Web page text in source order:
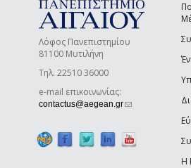
Λόφος Πανεπιστημίου
81100 Μυτιλήνη
Τηλ. 22510 36000
e-mail επικοινωνίας:
contactus@aegean.gr(link sends e-
Η